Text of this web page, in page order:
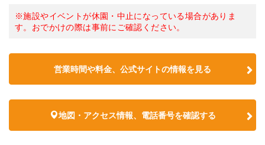
※施設やイベントが休園・中止になっている場合がありま
す。おでかけの際は事前にご確認ください。
営業時間や料金、公式サイトの情報を見る
地図・アクセス情報、電話番号を確認する